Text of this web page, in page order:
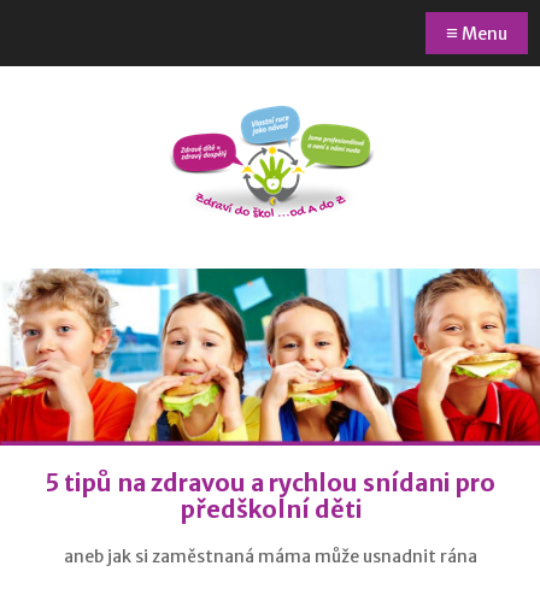
≡ Menu
5 tipů na zdravou a rychlou snídani pro
předškolní děti
aneb jak si zaměstnaná máma může usnadnit rána